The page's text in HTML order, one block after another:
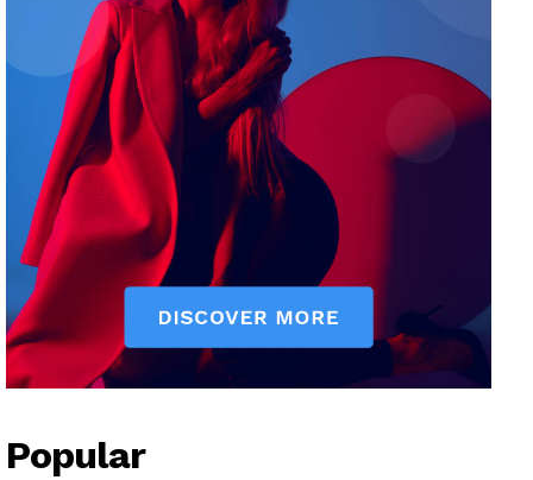
SUBSCRIBE NOW
Company
About
Contact us
Subscription Plans
My account
Popular